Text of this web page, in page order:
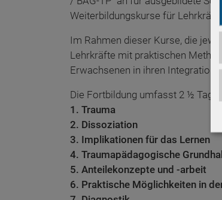
Weiterbildungskurse für
Im Rahmen dieser Kurse, die
Lehrkräfte mit praktischen
Erwachsenen in ihren
Die Fortbildung umfasst 2 ½ Tage
1. Trauma
2. Dissoziation
3. Implikationen für das Lernen
4. Traumapädagogische
5. Anteilekonzepte und -arbeit
6. Praktische Möglichkeiten in